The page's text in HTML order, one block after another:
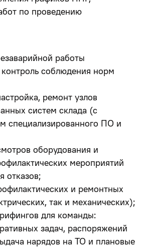
по проведению
работы
соблюдения норм
ремонт узлов
систем склада (с
специализированного ПО и
оборудования и
мероприятий
отказов;
и ремонтных
так и механических);
для команды:
задач, распоряжений
нарядов на ТО и плановые